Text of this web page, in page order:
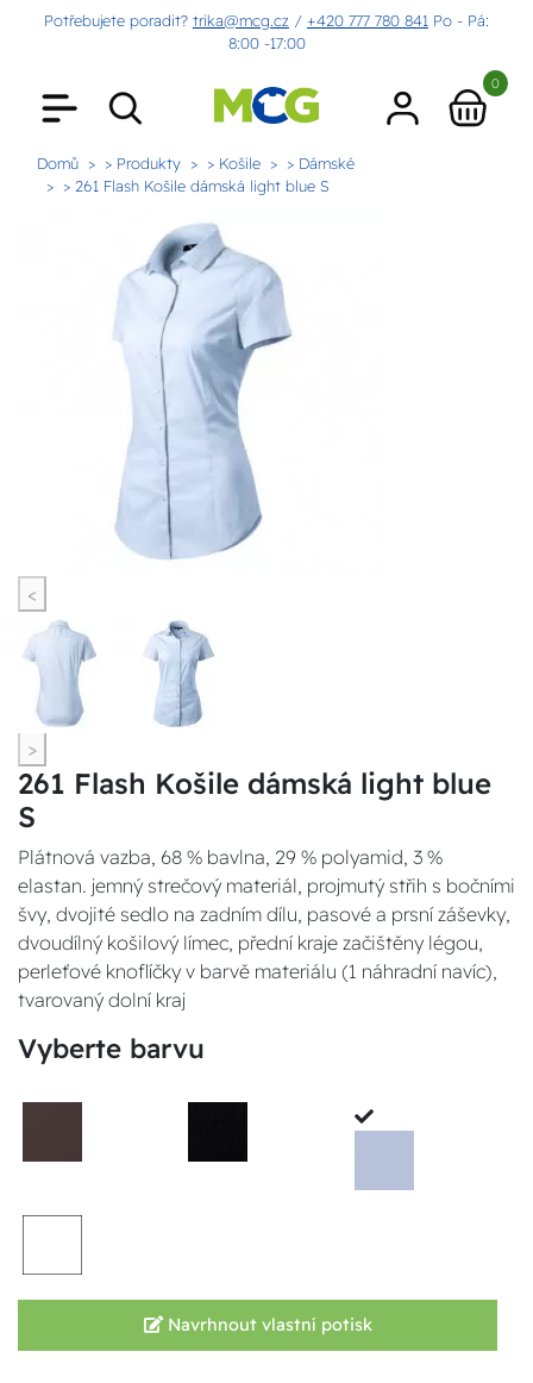
Potřebujete poradit? trika@mcg.cz / +420 777 780 841 Po - Pá:
8:00 -17:00
0
Domů > Produkty > Košile
> Dámské
> 261 Flash Košile dámská light blue S
<
>
261 Flash Košile dámská light blue
S
Plátnová vazba, 68 % bavlna, 29 % polyamid, 3 %
elastan. jemný strečový materiál, projmutý střih s bočními
švy, dvojité sedlo na zadním dílu, pasové a prsní záševky,
dvoudílný košilový límec, přední kraje začištěny légou,
perleťové knoflíčky v barvě materiálu (1 náhradní navíc),
tvarovaný dolní kraj
Vyberte barvu
Navrhnout vlastní potisk